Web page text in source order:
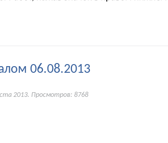
06.08.2013
2013. Просмотров: 8768